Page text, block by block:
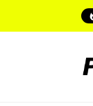
Electronik